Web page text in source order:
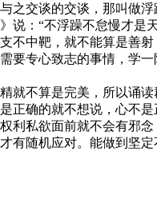
之交谈的交谈，那叫做
说：“不浮躁不怠慢才是
中靶，就不能算是善射
要专心致志的事情，学
不算是完美，所以诵读
正确的就不想说，心不
利私欲面前就不会有邪
有随机应对。能做到坚